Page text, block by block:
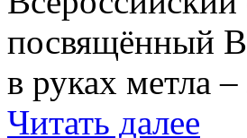
посвящённый
в руках метла
Читать далее